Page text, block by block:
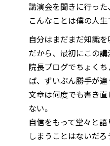
講演会を聞きに行った
こんなことは僕の人生
自分はまだまだ知識
だから、最初にこの
院長ブログでちょく
ば、ずいぶん勝手が違
文章は何度でも書き
ない。
自信をもって堂々と
しまうことはないだろ